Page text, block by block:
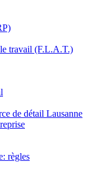
travail (F.L.A.T.)
de détail Lausanne
règles